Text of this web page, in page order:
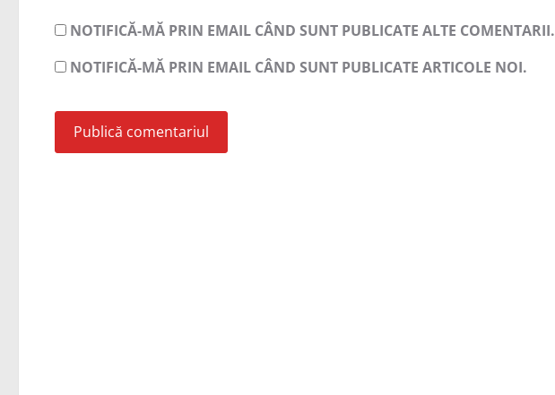
NOTIFICĂ-MĂ PRIN EMAIL CÂND SUNT PUBLICATE ALTE COMENTARII.
NOTIFICĂ-MĂ PRIN EMAIL CÂND SUNT PUBLICATE ARTICOLE NOI.